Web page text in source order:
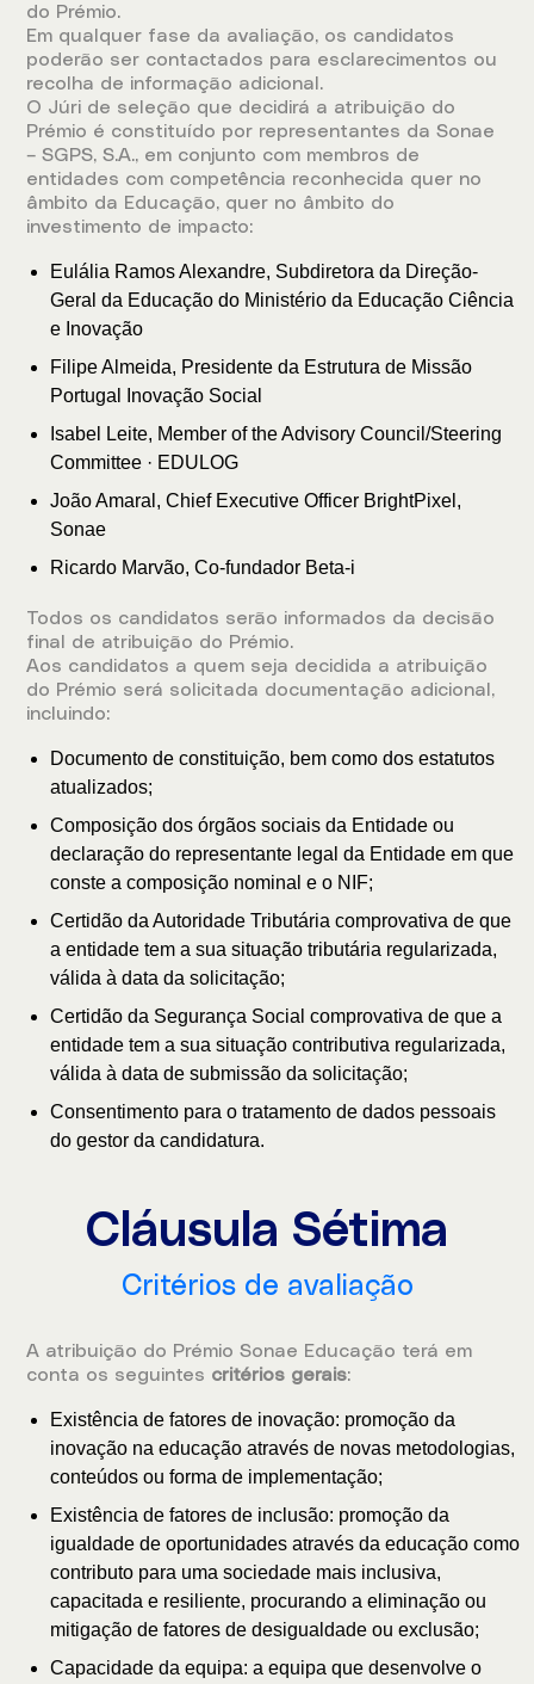
do Prémio.
Em qualquer fase da avaliação, os candidatos
poderão ser contactados para esclarecimentos ou
recolha de informação adicional.
O Júri de seleção que decidirá a atribuição do
Prémio é constituído por representantes da Sonae
– SGPS, S.A., em conjunto com membros de
entidades com competência reconhecida quer no
âmbito da Educação, quer no âmbito do
investimento de impacto:
Eulália Ramos Alexandre, Subdiretora da Direção-
Geral da Educação do Ministério da Educação Ciência
e Inovação
Filipe Almeida, Presidente da Estrutura de Missão
Portugal Inovação Social
Isabel Leite, Member of the Advisory Council/Steering
Committee · EDULOG
João Amaral, Chief Executive Officer BrightPixel,
Sonae
Ricardo Marvão, Co-fundador Beta-i
Todos os candidatos serão informados da decisão
final de atribuição do Prémio.
Aos candidatos a quem seja decidida a atribuição
do Prémio será solicitada documentação adicional,
incluindo:
Documento de constituição, bem como dos estatutos
atualizados;
Composição dos órgãos sociais da Entidade ou
declaração do representante legal da Entidade em que
conste a composição nominal e o NIF;
Certidão da Autoridade Tributária comprovativa de que
a entidade tem a sua situação tributária regularizada,
válida à data da solicitação;
Certidão da Segurança Social comprovativa de que a
entidade tem a sua situação contributiva regularizada,
válida à data de submissão da solicitação;
Consentimento para o tratamento de dados pessoais
do gestor da candidatura.
Cláusula Sétima
Critérios de avaliação
A atribuição do Prémio Sonae Educação terá em
conta os seguintes critérios gerais:
Existência de fatores de inovação: promoção da
inovação na educação através de novas metodologias,
conteúdos ou forma de implementação;
Existência de fatores de inclusão: promoção da
igualdade de oportunidades através da educação como
contributo para uma sociedade mais inclusiva,
capacitada e resiliente, procurando a eliminação ou
mitigação de fatores de desigualdade ou exclusão;
Capacidade da equipa: a equipa que desenvolve o